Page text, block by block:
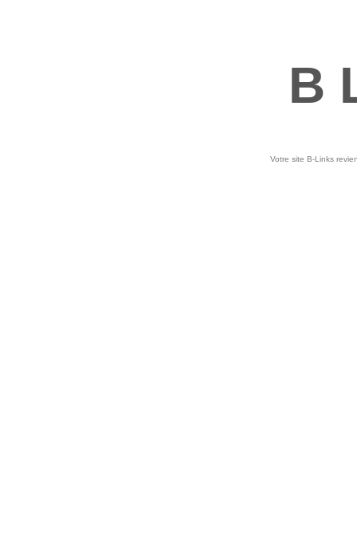
B
Votre site B-Links